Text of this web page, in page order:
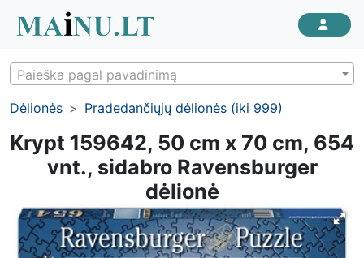
Paieška pagal pavadinimą
Dėlionės Pradedančiųjų dėlionės (iki 999)
Krypt 159642, 50 cm x 70 cm, 654
vnt., sidabro Ravensburger
dėlionė